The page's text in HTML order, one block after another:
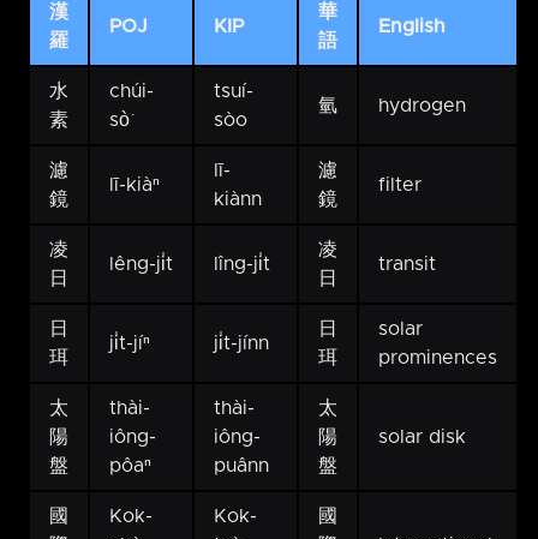
漢
羅
POJ KIP
華
語
English
水
素
chúi-
sò͘
tsuí-
sòo
氫 hydrogen
濾
鏡
lī-kiàⁿ
lī-
kiànn
濾
鏡
filter
凌
日
lêng-ji̍t lîng-ji̍t
凌
日
transit
日
珥
ji̍t-jíⁿ ji̍t-jínn
日
珥
solar
prominences
太
陽
盤
thài-
iông-
pôaⁿ
thài-
iông-
puânn
太
陽
盤
solar disk
國
Kok-
Kok-
國